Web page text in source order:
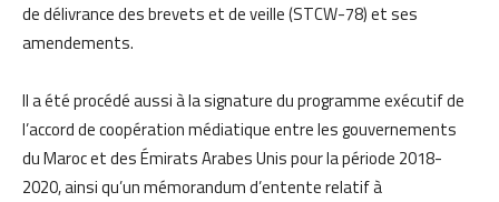
de délivrance des brevets et de veille (STCW-78) et ses
amendements.
Il a été procédé aussi à la signature du programme exécutif de
l’accord de coopération médiatique entre les gouvernements
du Maroc et des Émirats Arabes Unis pour la période 2018-
2020, ainsi qu’un mémorandum d’entente relatif à